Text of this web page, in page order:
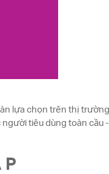
lựa chọn trên thị
tiêu dùng toàn cầu